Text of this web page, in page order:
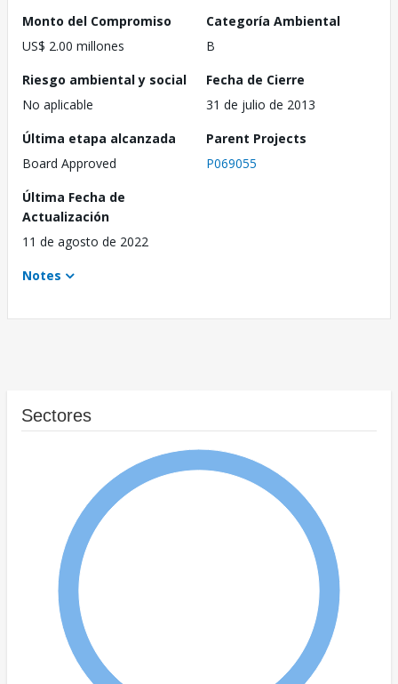
Monto del Compromiso
US$ 2.00 millones
Categoría Ambiental
B
Riesgo ambiental y social
No aplicable
Fecha de Cierre
31 de julio de 2013
Última etapa alcanzada
Board Approved
Parent Projects
P069055
Última Fecha de
Actualización
11 de agosto de 2022
Notes
Sectores